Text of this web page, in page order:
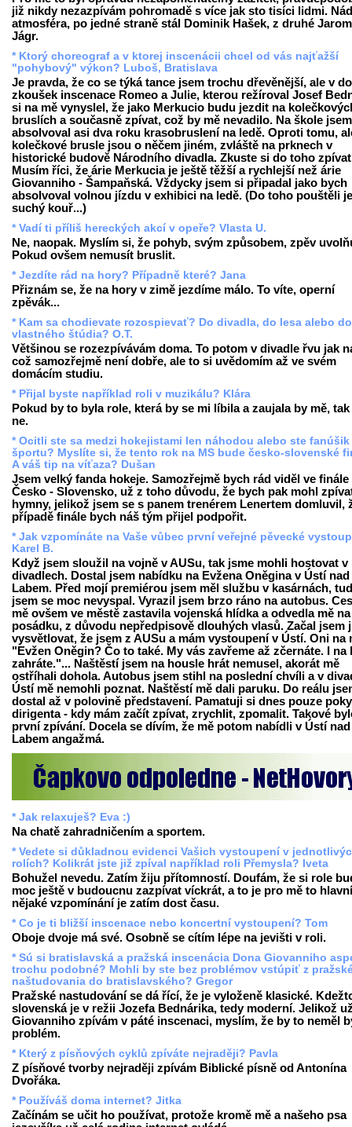
již nikdy nezazpívám pohromadě s více jak sto tisíci lidmi.
atmosféra, po jedné straně stál Dominik Hašek, z druhé
Jágr.
* Ktorý choreograf a v ktorej inscenácii chcel od vás najťažší
"pohybový" výkon? Luboš, Bratislava
Je pravda, že co se týká tance jsem trochu dřevěnější, ale v
zkoušek inscenace Romeo a Julie, kterou režíroval Josef
si na mě vynyslel, že jako Merkucio budu jezdit na
bruslích a současně zpívat, což by mě nevadilo. Na škole jsem
absolvoval asi dva roku krasobruslení na ledě. Oproti tomu,
kolečkové brusle jsou o něčem jiném, zvláště na prknech v
historické budově Národního divadla. Zkuste si do toho
Musím říci, že árie Merkucia je ještě těžší a rychlejší než árie
Giovanniho - Šampaňská. Vždycky jsem si připadal jako bych
absolvoval volnou jízdu v exhibici na ledě. (Do toho pouštěli
suchý kouř...)
* Vadí ti příliš hereckých akcí v opeře? Vlasta U.
Ne, naopak. Myslím si, že pohyb, svým způsobem, zpěv
Pokud ovšem nemusít bruslit.
* Jezdíte rád na hory? Případně které? Jana
Přiznám se, že na hory v zimě jezdíme málo. To víte, operní
zpěvák...
* Kam sa chodievate rozospievať? Do divadla, do lesa alebo do
vlastného štúdia? O.T.
Většinou se rozezpívávám doma. To potom v divadle řvu jak
což samozřejmě není dobře, ale to si uvědomím až ve svém
domácím studiu.
* Přijal byste například roli v muzikálu? Klára
Pokud by to byla role, která by se mi líbila a zaujala by mě,
ne.
* Ocitli ste sa medzi hokejistami len náhodou alebo ste
športu? Myslíte si, že tento rok na MS bude česko-slovenské
A váš tip na víťaza? Dušan
Jsem velký fanda hokeje. Samozřejmě bych rád viděl ve finále
Česko - Slovensko, už z toho důvodu, že bych pak mohl
hymny, jelikož jsem se s panem trenérem Lenertem domluvil,
případě finále bych náš tým přijel podpořit.
* Jak vzpomínáte na Vaše vůbec první veřejné pěvecké
Karel B.
Když jsem sloužil na vojně v AUSu, tak jsme mohli hostovat v
divadlech. Dostal jsem nabídku na Evžena Oněgina v Ústí nad
Labem. Před mojí premiérou jsem měl službu v kasárnách,
jsem se moc nevyspal. Vyrazil jsem brzo ráno na autobus.
mě ovšem ve městě zastavila vojenská hlídka a odvedla mě na
posádku, z důvodu nepředpisově dlouhých vlasů. Začal jsem
vysvětlovat, že jsem z AUSu a mám vystoupení v Ústí. Oni na
"Evžen Oněgin? Čo to také. My vás zavřeme až zčernáte. I na
zahráte."... Naštěstí jsem na housle hrát nemusel, akorát mě
ostříhali dohola. Autobus jsem stihl na poslední chvíli a v
Ústí mě nemohli poznat. Naštěstí mě dali paruku. Do reálu
dostal až v polovině představení. Pamatuji si dnes pouze
dirigenta - kdy mám začít zpívat, zrychlit, zpomalit. Takové
první zpívání. Docela se dívím, že mě potom nabídli v Ústí nad
Labem angažmá.
* Jak relaxuješ? Eva :)
Na chatě zahradničením a sportem.
* Vedete si důkladnou evidenci Vašich vystoupení v
rolích? Kolikrát jste již zpíval například roli Přemysla? Iveta
Bohužel nevedu. Zatím žiju přítomností. Doufám, že si role
moc ještě v budoucnu zazpívat víckrát, a to je pro mě to
nějaké vzpomínání je zatím dost času.
* Co je ti bližší inscenace nebo koncertní vystoupení? Tom
Oboje dvoje má své. Osobně se cítím lépe na jevišti v roli.
* Sú si bratislavská a pražská inscenácia Dona Giovanniho
trochu podobné? Mohli by ste bez problémov vstúpiť z
naštudovania do bratislavského? Gregor
Pražské nastudování se dá řící, že je vyloženě klasické.
slovenská je v režii Jozefa Bednárika, tedy moderní. Jelikož
Giovanniho zpívám v páté inscenaci, myslím, že by to neměl
problém.
* Který z písňových cyklů zpíváte nejraději? Pavla
Z písňové tvorby nejraději zpívám Biblické písně od Antonína
Dvořáka.
* Používáš doma internet? Jitka
Začínám se učit ho používat, protože kromě mě a našeho psa